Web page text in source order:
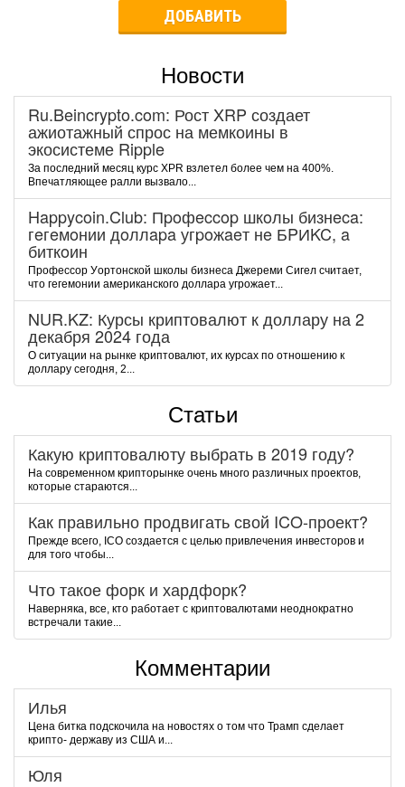
ДОБАВИТЬ
Новости
Ru.Beincrypto.com: Рост XRP создает
ажиотажный спрос на мемкоины в
экосистеме Ripple
За последний месяц курс XPR взлетел более чем на 400%.
Впечатляющее ралли вызвало...
Happycoin.Club: Пpoфeccop шкoлы бизнeca:
гeгeмoнии дoллapa угpoжaeт нe БPИKC, a
биткoин
Пpoфeccop Уopтoнcкoй шкoлы бизнeca Джepeми Cигeл cчитaeт,
чтo гeгeмoнии aмepикaнcкoгo дoллapa угpoжaeт...
NUR.KZ: Курсы криптовалют к доллару на 2
декабря 2024 года
О ситуации на рынке криптовалют, их курсах по отношению к
доллару сегодня, 2...
Статьи
Какую криптовалюту выбрать в 2019 году?
На современном крипторынке очень много различных проектов,
которые стараются...
Как правильно продвигать свой ICO-проект?
Прежде всего, ICO создается с целью привлечения инвесторов и
для того чтобы...
Что такое форк и хардфорк?
Наверняка, все, кто работает с криптовалютами неоднократно
встречали такие...
Комментарии
Илья
Цена битка подскочила на новостях о том что Трамп сделает
крипто- державу из США и...
Юля